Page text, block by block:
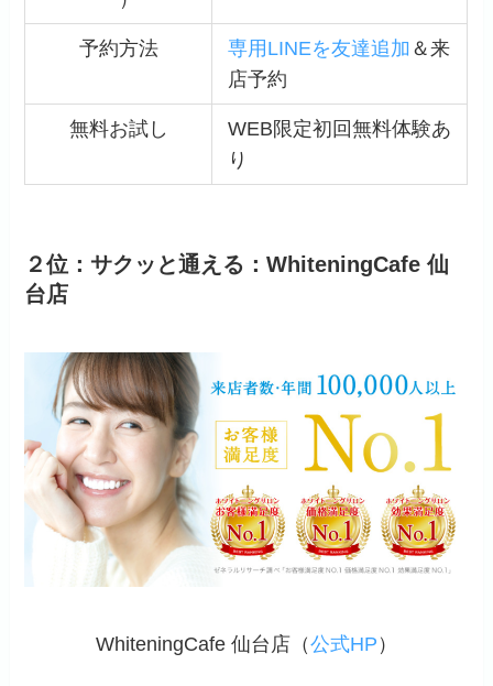
予約方法 専用LINEを友達追加 ＆来
店予約
無料お試し
WEB限定初回無料体験あ
り
２位：サクッと通える：WhiteningCafe 仙
台店
WhiteningCafe 仙台店（公式HP ）